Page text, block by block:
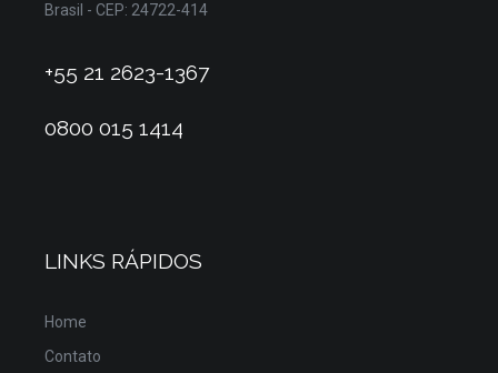
Brasil - CEP: 24722-414
+55 21 2623-1367
0800 015 1414
LINKS RÁPIDOS
Home
Contato